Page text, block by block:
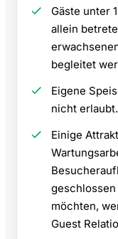
Gäste unter
allein
begleitet
Eigene
nicht erlaubt.
Einige
möchten,
Guest